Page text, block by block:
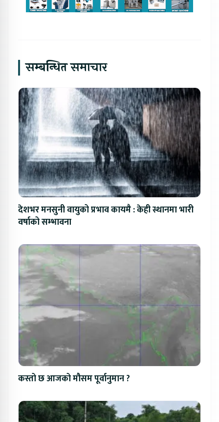
सम्बन्धित समाचार
देशभर मनसुनी वायुको प्रभाव कायमै : केही स्थानमा भारी
वर्षाको सम्भावना
कस्तो छ आजको मौसम पूर्वानुमान ?